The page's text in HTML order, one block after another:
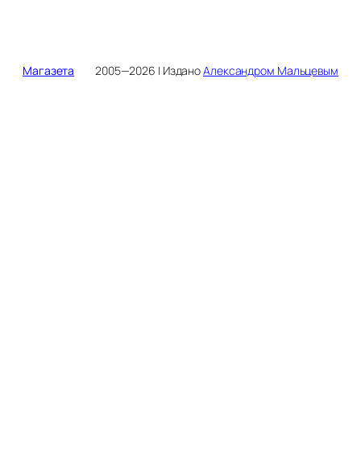
Магазета 2005—2026 | ИзданоАлександром Мальцевым